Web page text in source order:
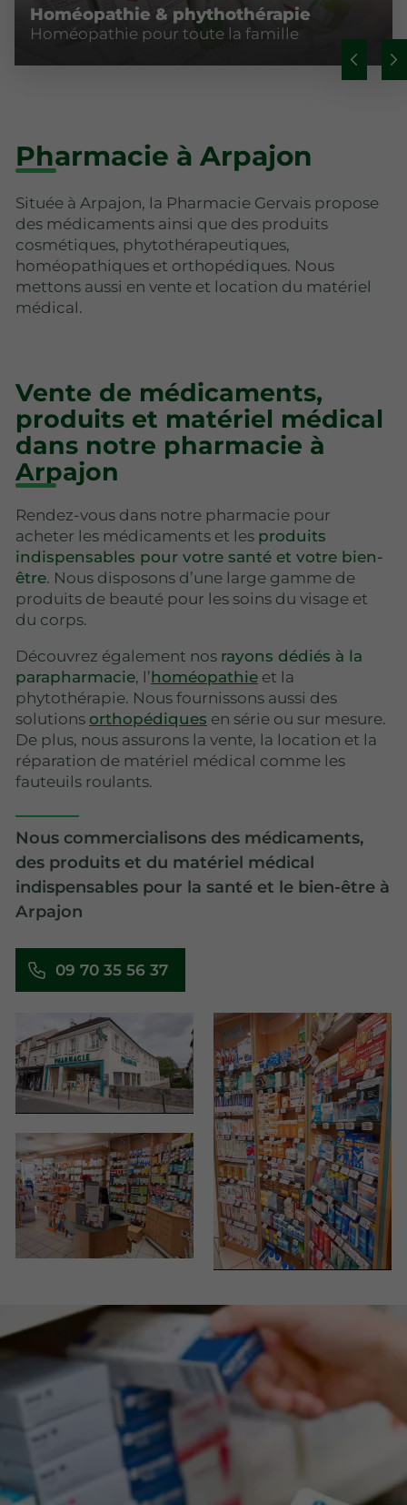
Homéopathie & phythothérapie
Homéopathie pour toute la famille
Pharmacie à Arpajon
Située à Arpajon, la Pharmacie Gervais propose
des médicaments ainsi que des produits
cosmétiques, phytothérapeutiques,
homéopathiques et orthopédiques. Nous
mettons aussi en vente et location du matériel
médical.
Vente de médicaments,
produits et matériel médical
dans notre pharmacie à
Arpajon
Rendez-vous dans notre pharmacie pour
acheter les médicaments et les produits
indispensables pour votre santé et votre bien-
être. Nous disposons d’une large gamme de
produits de beauté pour les soins du visage et
du corps.
Découvrez également nos rayons dédiés à la
parapharmacie, l’homéopathie et la
phytothérapie. Nous fournissons aussi des
solutions orthopédiques en série ou sur mesure.
De plus, nous assurons la vente, la location et la
réparation de matériel médical comme les
fauteuils roulants.
Nous commercialisons des médicaments,
des produits et du matériel médical
indispensables pour la santé et le bien-être à
Arpajon
09 70 35 56 37